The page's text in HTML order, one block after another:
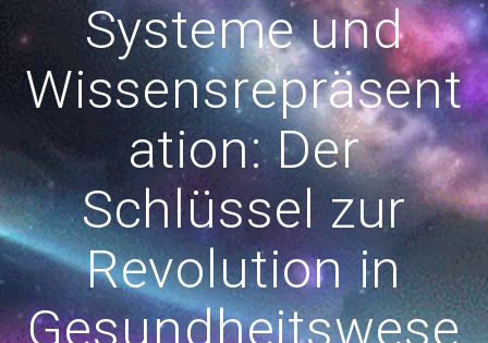
Systeme und
Wissensrepräsent
ation: Der
Schlüssel zur
Revolution in
Gesundheitswese